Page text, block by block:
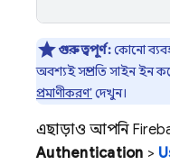
গুরুত্বপূর্ণ:কোনো
অবশ্যই সম্প্রতি সাইন ইন
প্রমাণীকরণ’দেখুন।
এছাড়াও আপনি
Authentication >